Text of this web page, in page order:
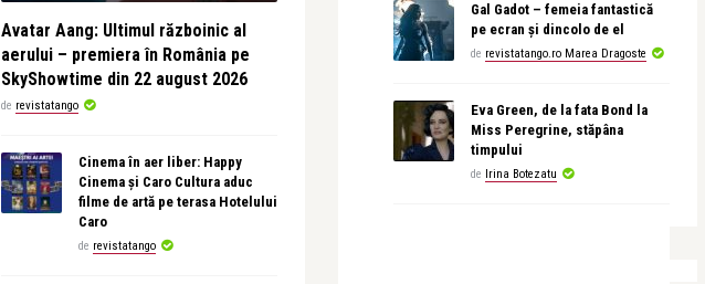
Avatar Aang: Ultimul războinic al
aerului – premiera în România pe
SkyShowtime din 22 august 2026
de revistatango
Cinema în aer liber: Happy
Cinema și Caro Cultura aduc
filme de artă pe terasa Hotelului
Caro
de revistatango
Gal Gadot – femeia fantastică
pe ecran și dincolo de el
de revistatango.ro Marea Dragoste
Eva Green, de la fata Bond la
Miss Peregrine, stăpâna
timpului
de Irina Botezatu